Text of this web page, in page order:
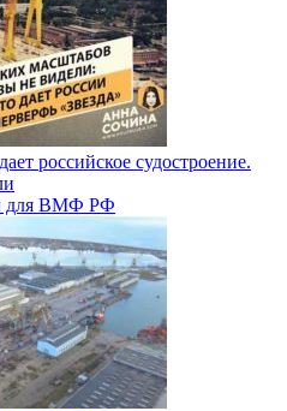
российское судостроение.
для ВМФ РФ